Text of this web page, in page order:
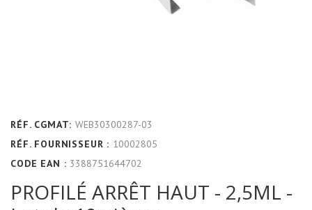
RÉF. CGMAT: WEB30300287-03
RÉF. FOURNISSEUR : 10002805
CODE EAN : 3388751644702
PROFILÉ ARRÊT HAUT - 2,5ML -